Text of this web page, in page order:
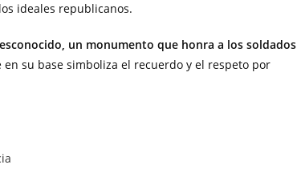
ideales republicanos.
un monumento que honra a los soldados
su base simboliza el recuerdo y el respeto por